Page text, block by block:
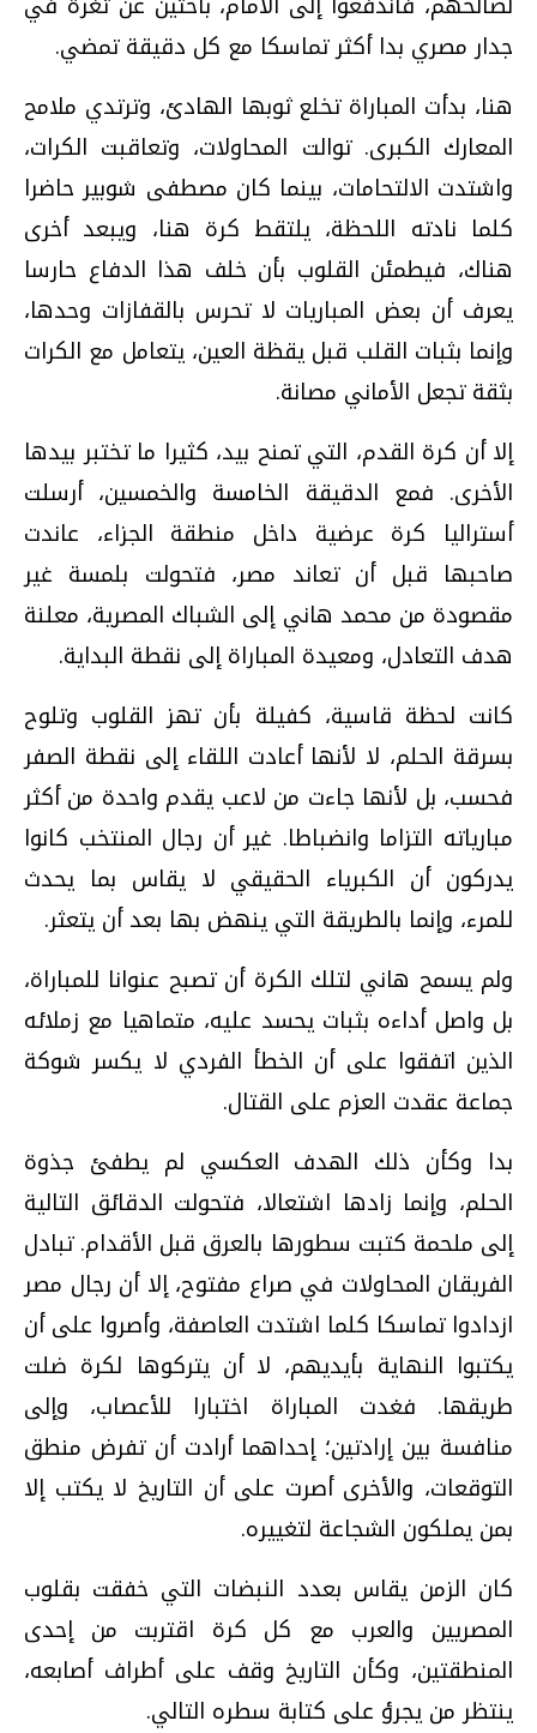
جدار مصري بدا أكثر تماسكا مع كل دقيقة تمضي.
هنا، بدأت المباراة تخلع ثوبها الهادئ، وترتدي ملامح
المعارك الكبرى. توالت المحاولات، وتعاقبت الكرات،
واشتدت الالتحامات، بينما كان مصطفى شوبير حاضرا
كلما نادته اللحظة، يلتقط كرة هنا، ويبعد أخرى
هناك، فيطمئن القلوب بأن خلف هذا الدفاع حارسا
يعرف أن بعض المباريات لا تحرس بالقفازات وحدها،
وإنما بثبات القلب قبل يقظة العين، يتعامل مع الكرات
بثقة تجعل الأماني مصانة.
إلا أن كرة القدم، التي تمنح بيد، كثيرا ما تختبر بيدها
الأخرى. فمع الدقيقة الخامسة والخمسين، أرسلت
أستراليا كرة عرضية داخل منطقة الجزاء، عاندت
صاحبها قبل أن تعاند مصر، فتحولت بلمسة غير
مقصودة من محمد هاني إلى الشباك المصرية، معلنة
هدف التعادل، ومعيدة المباراة إلى نقطة البداية.
كانت لحظة قاسية، كفيلة بأن تهز القلوب وتلوح
بسرقة الحلم، لا لأنها أعادت اللقاء إلى نقطة الصفر
فحسب، بل لأنها جاءت من لاعب يقدم واحدة من أكثر
مبارياته التزاما وانضباطا. غير أن رجال المنتخب كانوا
يدركون أن الكبرياء الحقيقي لا يقاس بما يحدث
للمرء، وإنما بالطريقة التي ينهض بها بعد أن يتعثر.
ولم يسمح هاني لتلك الكرة أن تصبح عنوانا للمباراة،
بل واصل أداءه بثبات يحسد عليه، متماهيا مع زملائه
الذين اتفقوا على أن الخطأ الفردي لا يكسر شوكة
جماعة عقدت العزم على القتال.
بدا وكأن ذلك الهدف العكسي لم يطفئ جذوة
الحلم، وإنما زادها اشتعالا، فتحولت الدقائق التالية
إلى ملحمة كتبت سطورها بالعرق قبل الأقدام. تبادل
الفريقان المحاولات في صراع مفتوح، إلا أن رجال مصر
ازدادوا تماسكا كلما اشتدت العاصفة، وأصروا على أن
يكتبوا النهاية بأيديهم، لا أن يتركوها لكرة ضلت
طريقها. فغدت المباراة اختبارا للأعصاب، وإلى
منافسة بين إرادتين؛ إحداهما أرادت أن تفرض منطق
التوقعات، والأخرى أصرت على أن التاريخ لا يكتب إلا
بمن يملكون الشجاعة لتغييره.
كان الزمن يقاس بعدد النبضات التي خفقت بقلوب
المصريين والعرب مع كل كرة اقتربت من إحدى
المنطقتين، وكأن التاريخ وقف على أطراف أصابعه،
ينتظر من يجرؤ على كتابة سطره التالي.